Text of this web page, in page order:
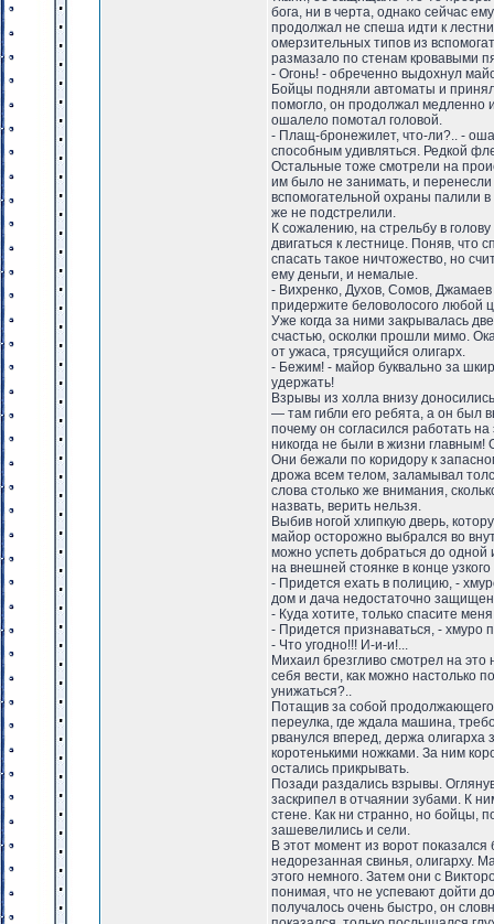
бога, ни в черта, однако сейчас
продолжал не спеша идти к
омерзительных типов из
размазало по стенам кровавыми
- Огонь! - обреченно выдохнул
Бойцы подняли автоматы и
помогло, он продолжал медленно
ошалело помотал головой.
- Плащ-бронежилет, что-ли?.. -
способным удивляться. Редкой
Остальные тоже смотрели на
им было не занимать, и перенесли
вспомогательной охраны палили
же не подстрелили.
К сожалению, на стрельбу в
двигаться к лестнице. Поняв, что
спасать такое ничтожество, но
ему деньги, и немалые.
- Вихренко, Духов, Сомов,
придержите беловолосого любой
Уже когда за ними закрывалась
счастью, осколки прошли мимо.
от ужаса, трясущийся олигарх.
- Бежим! - майор буквально за
удержать!
Взрывы из холла внизу
— там гибли его ребята, а он был
почему он согласился работать
никогда не были в жизни
Они бежали по коридору к
дрожа всем телом, заламывал
слова столько же внимания,
назвать, верить нельзя.
Выбив ногой хлипкую дверь,
майор осторожно выбрался во
можно успеть добраться до
на внешней стоянке в конце
- Придется ехать в полицию, -
дом и дача недостаточно
- Куда хотите, только спасите меня
- Придется признаваться, - хмуро
- Что угодно!!! И-и-и!...
Михаил брезгливо смотрел на
себя вести, как можно настолько
унижаться?..
Потащив за собой продолжающего
переулка, где ждала машина,
рванулся вперед, держа олигарха
коротенькими ножками. За ним
остались прикрывать.
Позади раздались взрывы.
заскрипел в отчаянии зубами. К
стене. Как ни странно, но бойцы,
зашевелились и сели.
В этот момент из ворот
недорезанная свинья, олигарху.
этого немного. Затем они с
понимая, что не успевают дойти
получалось очень быстро, он